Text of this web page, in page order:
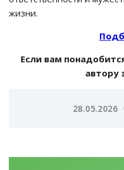
жизни.
Если вам
автору
28.05.2026